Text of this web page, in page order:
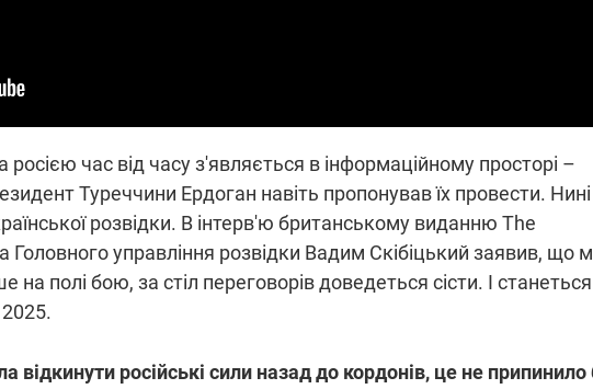
час від часу з'являється в інформаційному просторі –
Туреччини Ердоган навіть пропонував їх провести. Нині
розвідки. В інтерв'ю британському виданню The
Головного управління розвідки Вадим Скібіцький заявив, що
полі бою, за стіл переговорів доведеться сісти. І станеться
відкинути російські сили назад до кордонів, це не припинило
бригад ЗСУ